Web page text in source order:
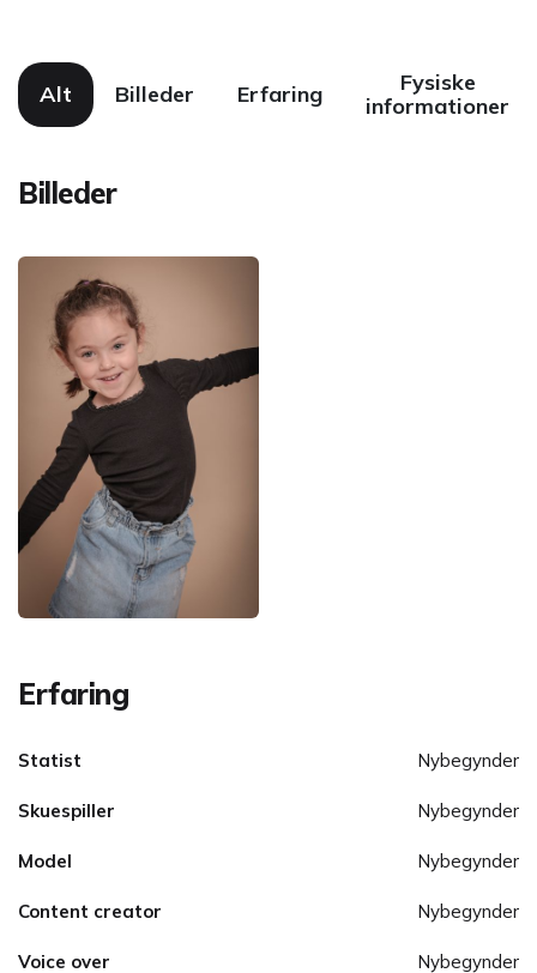
Alt Billeder Erfaring
Fysiske
informationer
Billeder
Erfaring
Statist Nybegynder
Skuespiller Nybegynder
Model Nybegynder
Content creator Nybegynder
Voice over Nybegynder